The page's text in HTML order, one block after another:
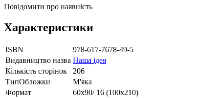
Повідомити про наявність
Характеристики
ISBN
978-617-7678-49-5
Видавництво назва Наша ідея
Кількість сторінок
206
ТипОбложки
М'яка
Формат
60х90/ 16 (100х210)